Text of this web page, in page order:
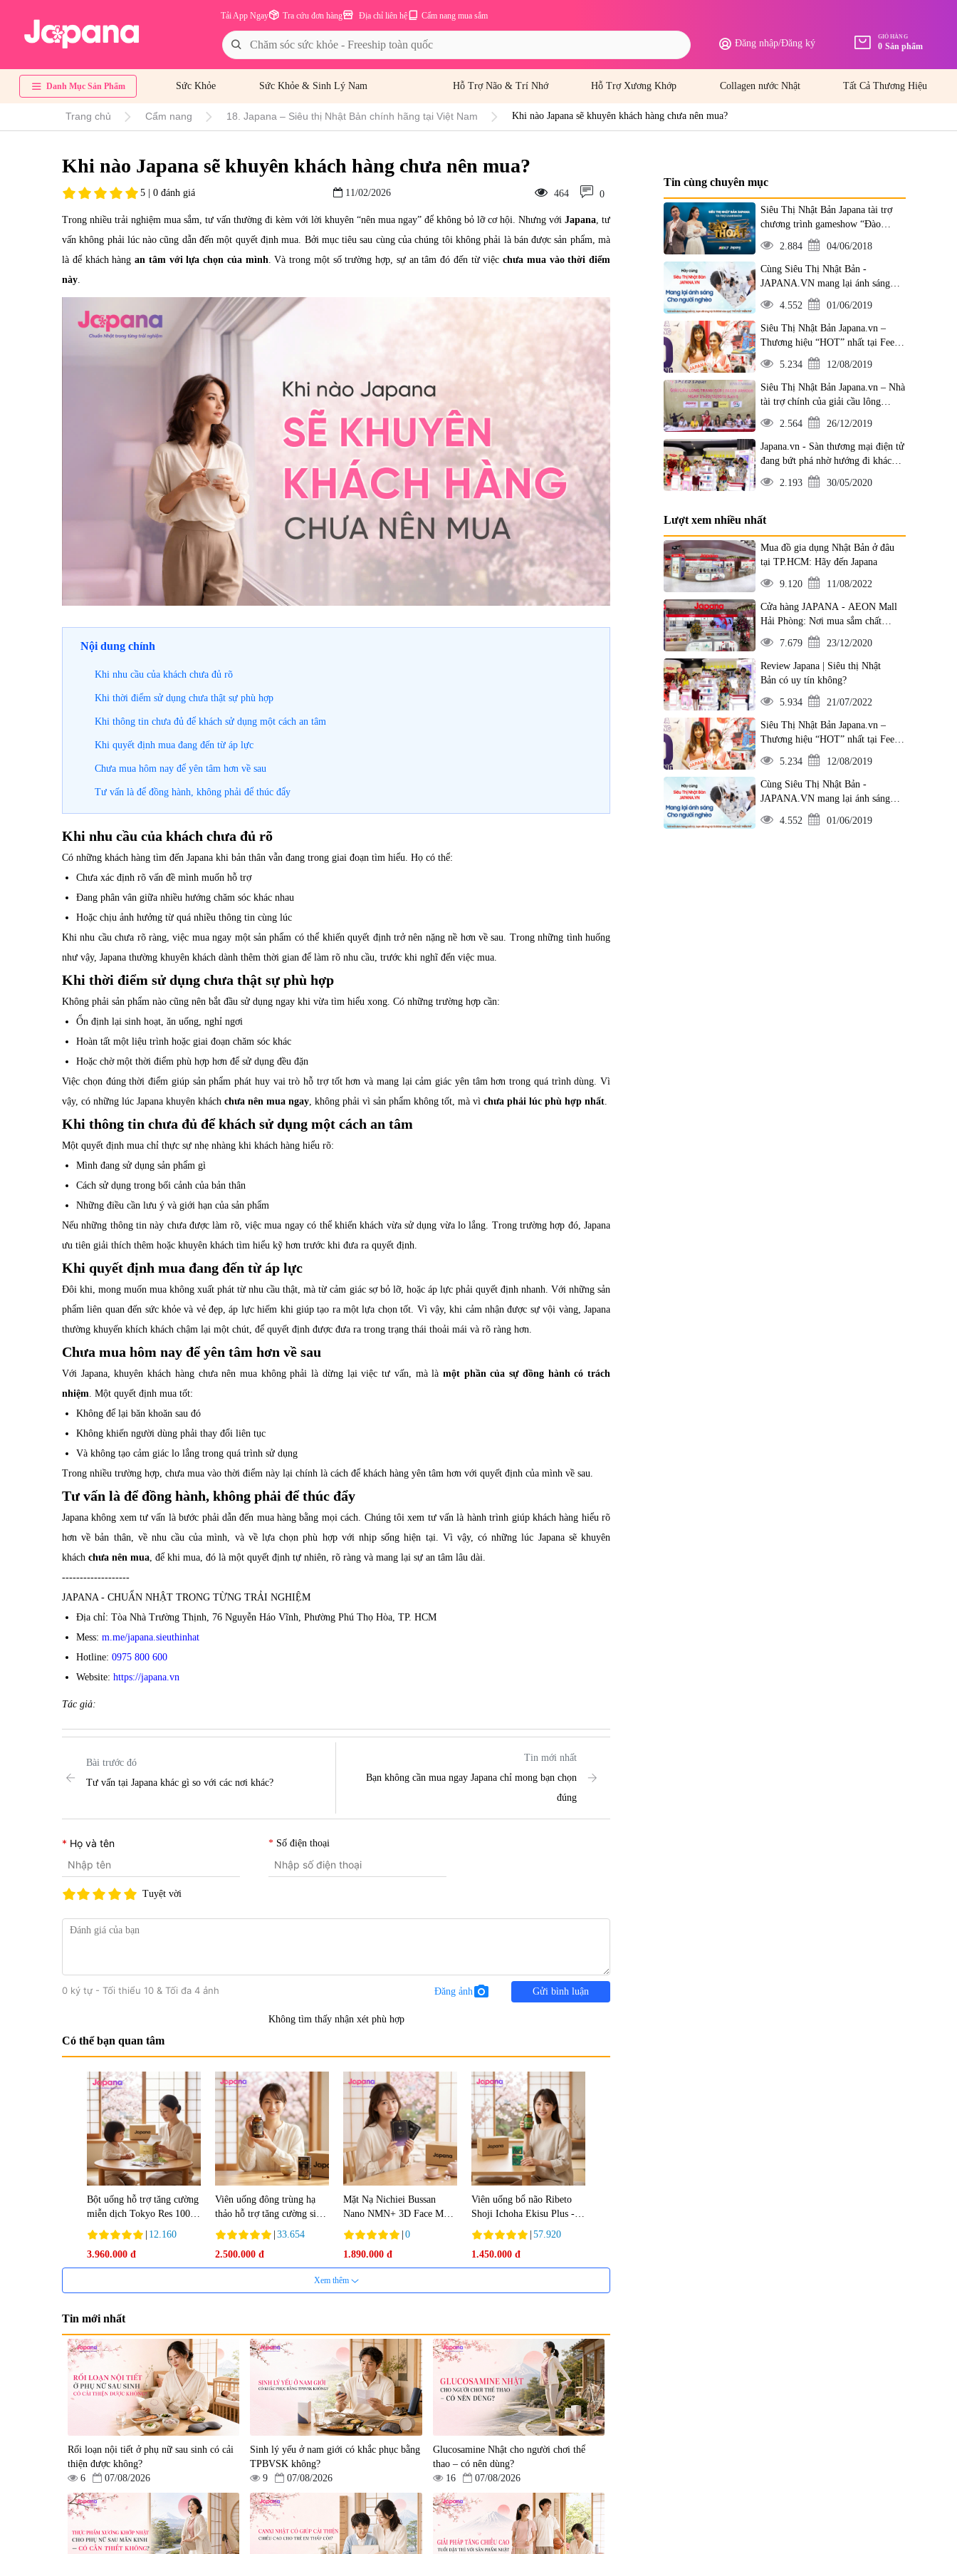
Cẩm nang mua sắm
Địa chỉ liên hệ
Tra cứu đơn hàng
Tải App Ngay
Đăng nhập/Đăng ký
GIỎ HÀNG
0 Sản phẩm
Danh Mục Sản Phẩm Sức Khỏe Sức Khỏe & Sinh Lý Nam Hỗ Trợ Não & Trí Nhớ Hỗ Trợ Xương Khớp Collagen nước Nhật Tất Cả Thương Hiệu
Trang chủ Cẩm nang 18. Japana – Siêu thị Nhật Bản chính hãng tại Việt Nam Khi nào Japana sẽ khuyên khách hàng chưa nên mua?
Khi nào Japana sẽ khuyên khách hàng chưa nên mua?
5 | 0 đánh giá 11/02/2026 464 0
Trong nhiều trải nghiệm mua sắm, tư vấn thường đi kèm với lời khuyên “nên mua ngay” để không bỏ lỡ cơ hội. Nhưng với Japana , tư
vấn không phải lúc nào cũng dẫn đến một quyết định mua. Bởi mục tiêu sau cùng của chúng tôi không phải là bán được sản phẩm, mà
là để khách hàng an tâm với lựa chọn của mình . Và trong một số trường hợp, sự an tâm đó đến từ việc chưa mua vào thời điểm
này
Nội dung chính
Khi nhu cầu của khách chưa đủ rõ
Khi thời điểm sử dụng chưa thật sự phù hợp
Khi thông tin chưa đủ để khách sử dụng một cách an tâm
Khi quyết định mua đang đến từ áp lực
Chưa mua hôm nay để yên tâm hơn về sau
Tư vấn là để đồng hành, không phải để thúc đẩy
Khi nhu cầu của khách chưa đủ rõ
Có những khách hàng tìm đến Japana khi bản thân vẫn đang trong giai đoạn tìm hiểu. Họ có thể:
Chưa xác định rõ vấn đề mình muốn hỗ trợ
Đang phân vân giữa nhiều hướng chăm sóc khác nhau
Hoặc chịu ảnh hưởng từ quá nhiều thông tin cùng lúc
Khi nhu cầu chưa rõ ràng, việc mua ngay một sản phẩm có thể khiến quyết định trở nên nặng nề hơn về sau. Trong những tình huống
như vậy, Japana thường khuyên khách dành thêm thời gian để làm rõ nhu cầu, trước khi nghĩ đến việc mua.
Khi thời điểm sử dụng chưa thật sự phù hợp
Không phải sản phẩm nào cũng nên bắt đầu sử dụng ngay khi vừa tìm hiểu xong. Có những trường hợp cần:
Ổn định lại sinh hoạt, ăn uống, nghỉ ngơi
Hoàn tất một liệu trình hoặc giai đoạn chăm sóc khác
Hoặc chờ một thời điểm phù hợp hơn để sử dụng đều đặn
Việc chọn đúng thời điểm giúp sản phẩm phát huy vai trò hỗ trợ tốt hơn và mang lại cảm giác yên tâm hơn trong quá trình dùng. Vì
vậy, có những lúc Japana khuyên khách chưa nên mua ngay , không phải vì sản phẩm không tốt, mà vì chưa phải lúc phù hợp nhất
Khi thông tin chưa đủ để khách sử dụng một cách an tâm
Một quyết định mua chỉ thực sự nhẹ nhàng khi khách hàng hiểu rõ:
Mình đang sử dụng sản phẩm gì
Cách sử dụng trong bối cảnh của bản thân
Những điều cần lưu ý và giới hạn của sản phẩm
Nếu những thông tin này chưa được làm rõ, việc mua ngay có thể khiến khách vừa sử dụng vừa lo lắng. Trong trường hợp đó, Japana
ưu tiên giải thích thêm hoặc khuyên khách tìm hiểu kỹ hơn trước khi đưa ra quyết định.
Khi quyết định mua đang đến từ áp lực
Đôi khi, mong muốn mua không xuất phát từ nhu cầu thật, mà từ cảm giác sợ bỏ lỡ, hoặc áp lực phải quyết định nhanh. Với những sản
phẩm liên quan đến sức khỏe và vẻ đẹp, áp lực hiếm khi giúp tạo ra một lựa chọn tốt. Vì vậy, khi cảm nhận được sự vội vàng, Japana
thường khuyến khích khách chậm lại một chút, để quyết định được đưa ra trong trạng thái thoải mái và rõ ràng hơn.
Chưa mua hôm nay để yên tâm hơn về sau
Với Japana, khuyên khách hàng chưa nên mua không phải là dừng lại việc tư vấn, mà là một phần của sự đồng hành có trách
nhiệm . Một quyết định mua tốt:
Không để lại băn khoăn sau đó
Không khiến người dùng phải thay đổi liên tục
Và không tạo cảm giác lo lắng trong quá trình sử dụng
Trong nhiều trường hợp, chưa mua vào thời điểm này lại chính là cách để khách hàng yên tâm hơn với quyết định của mình về sau.
Tư vấn là để đồng hành, không phải để thúc đẩy
Japana không xem tư vấn là bước phải dẫn đến mua hàng bằng mọi cách. Chúng tôi xem tư vấn là hành trình giúp khách hàng hiểu rõ
hơn về bản thân, về nhu cầu của mình, và về lựa chọn phù hợp với nhịp sống hiện tại. Vì vậy, có những lúc Japana sẽ khuyên
khách chưa nên mua , để khi mua, đó là một quyết định tự nhiên, rõ ràng và mang lại sự an tâm lâu dài.
-------------------
JAPANA - CHUẨN NHẬT TRONG TỪNG TRẢI NGHIỆM
Địa chỉ: Tòa Nhà Trường Thịnh, 76 Nguyễn Háo Vĩnh, Phường Phú Thọ Hòa, TP. HCM
Mess: m.me/japana.sieuthinhat
Hotline: 0975 800 600
Website: https://japana.vn
Tác giả:
Bài trước đó
Tư vấn tại Japana khác gì so với các nơi khác?
Tin mới nhất
Bạn không cần mua ngay Japana chỉ mong bạn chọn
đúng
Họ và tên Số điện thoại
Tuyệt vời
0 ký tự - Tối thiểu 10 & Tối đa 4 ảnh Đăng ảnh photo_camera Gửi bình luận
Không tìm thấy nhận xét phù hợp
Có thể bạn quan tâm
Bột uống hỗ trợ tăng cường
miễn dịch Tokyo Res 1000
30 gói
12.160
3.960.000 đ
Viên uống đông trùng hạ
thảo hỗ trợ tăng cường sinh
lực Tohchukasou Premium
Yo Group 180 viên - Date
08/2027
33.654
2.500.000 đ
Mặt Nạ Nichiei Bussan
Nano NMN+ 3D Face Mask
Luxury (8 miếng)
0
1.890.000 đ
Viên uống bổ não Ribeto
Shoji Ichoha Ekisu Plus -
90 viên
57.920
1.450.000 đ
Viên uống hỗ trợ tăng
cường sinh lý nam Fujina
Monster Shot 150 viên
880.000 đ
Viên uống chống lão hóa,
tăng sức khỏe Yangmiwa
NMN 60 viên
5.500.000 đ
Viên uống phòng ngừa đột
quỵ, tai biến Nattokinase
Nano Premium 120 viên
Xem thêm
Tin mới nhất
Rối loạn nội tiết ở phụ nữ sau sinh có cải
thiện được không?
6
07/08/2026
Sinh lý yếu ở nam giới có khắc phục bằng
TPBVSK không?
9
07/08/2026
Glucosamine Nhật cho người chơi thể
thao – có nên dùng?
16
07/08/2026
Tin cùng chuyên mục
Siêu Thị Nhật Bản Japana tài trợ
chương trình gameshow “Đào
Thoát”
2.884 04/06/2018
Cùng Siêu Thị Nhật Bản -
JAPANA.VN mang lại ánh sáng
cho người nghèo
4.552 01/06/2019
Siêu Thị Nhật Bản Japana.vn –
Thương hiệu “HOT” nhất tại Feel
Japan 2019
5.234 12/08/2019
Siêu Thị Nhật Bản Japana.vn – Nhà
tài trợ chính của giải cầu lông
Leader Armour lần 1
2.564 26/12/2019
Japana.vn - Sàn thương mại điện tử
đang bứt phá nhờ hướng đi khác
biệt
2.193 30/05/2020
Lượt xem nhiều nhất
Mua đồ gia dụng Nhật Bản ở đâu
tại TP.HCM: Hãy đến Japana
9.120 11/08/2022
Cửa hàng JAPANA - AEON Mall
Hải Phòng: Nơi mua sắm chất
lượng của tín đồ yêu hàng Nhật
7.679 23/12/2020
Review Japana | Siêu thị Nhật
Bản có uy tín không?
5.934 21/07/2022
Siêu Thị Nhật Bản Japana.vn –
Thương hiệu “HOT” nhất tại Feel
Japan 2019
5.234 12/08/2019
Cùng Siêu Thị Nhật Bản -
JAPANA.VN mang lại ánh sáng
cho người nghèo
4.552 01/06/2019